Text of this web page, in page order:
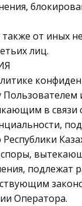
также от иных
лиц.
в связи
подлежат
Оператора.